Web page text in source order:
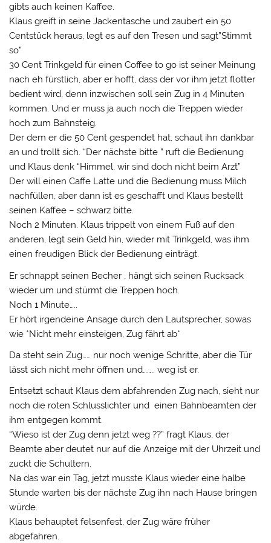
gibts auch keinen Kaffee.
Klaus greift in seine Jackentasche und zaubert ein 50
Centstück heraus, legt es auf den Tresen und sagt”Stimmt
so”
30 Cent Trinkgeld für einen Coffee to go ist seiner Meinung
nach eh fürstlich, aber er hofft, dass der vor ihm jetzt flotter
bedient wird, denn inzwischen soll sein Zug in 4 Minuten
kommen. Und er muss ja auch noch die Treppen wieder
hoch zum Bahnsteig.
Der dem er die 50 Cent gespendet hat, schaut ihn dankbar
an und trollt sich. “Der nächste bitte ” ruft die Bedienung
und Klaus denk “Himmel, wir sind doch nicht beim Arzt”
Der will einen Caffe Latte und die Bedienung muss Milch
nachfüllen, aber dann ist es geschafft und Klaus bestellt
seinen Kaffee – schwarz bitte.
Noch 2 Minuten. Klaus trippelt von einem Fuß auf den
anderen, legt sein Geld hin, wieder mit Trinkgeld, was ihm
einen freudigen Blick der Bedienung einträgt.
Er schnappt seinen Becher , hängt sich seinen Rucksack
wieder um und stürmt die Treppen hoch.
Noch 1 Minute…..
Er hört irgendeine Ansage durch den Lautsprecher, sowas
wie *Nicht mehr einsteigen, Zug fährt ab*
Da steht sein Zug…… nur noch wenige Schritte, aber die Tür
lässt sich nicht mehr öffnen und…….. weg ist er.
Entsetzt schaut Klaus dem abfahrenden Zug nach, sieht nur
noch die roten Schlusslichter und einen Bahnbeamten der
ihm entgegen kommt.
“Wieso ist der Zug denn jetzt weg ??” fragt Klaus, der
Beamte aber deutet nur auf die Anzeige mit der Uhrzeit und
zuckt die Schultern.
Na das war ein Tag, jetzt musste Klaus wieder eine halbe
Stunde warten bis der nächste Zug ihn nach Hause bringen
würde.
Klaus behauptet felsenfest, der Zug wäre früher
abgefahren.